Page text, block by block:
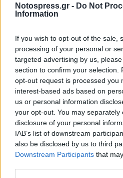
Notospress.gr - Do Not
Information
If you wish to opt-out of the sale,
processing of your personal or
targeted advertising by us,
section to confirm your selection.
opt-out request is processed you
interest-based ads based on
us or personal information
your opt-out. You may
disclosure of your personal
IAB’s list of downstream
also be disclosed by us to third
Downstream Participants that